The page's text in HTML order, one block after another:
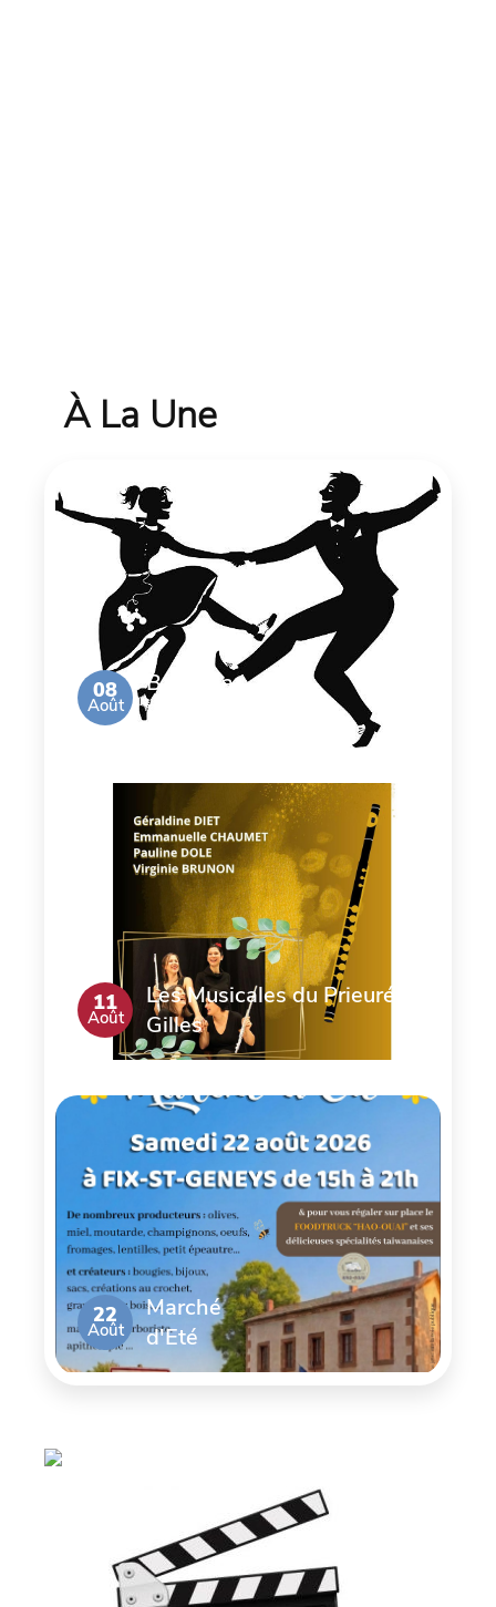
À La Une
08
Août
Bal de la
Brocante
11
Août
Les Musicales du Prieuré St
Gilles
22
Août
Marché
d'Eté